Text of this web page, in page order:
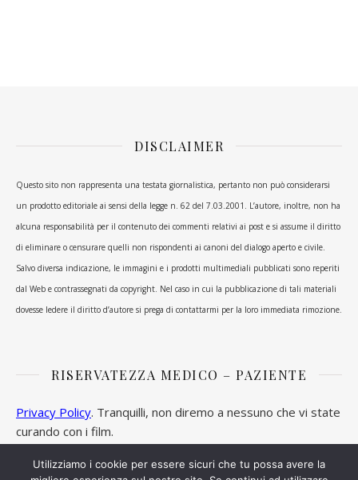
DISCLAIMER
Questo sito non rappresenta una testata giornalistica, pertanto non può considerarsi
un prodotto editoriale ai sensi della legge n. 62 del 7.03.2001. L’autore, inoltre, non ha
alcuna responsabilità per il contenuto dei commenti relativi ai post e si assume il diritto
di eliminare o censurare quelli non rispondenti ai canoni del dialogo aperto e civile.
Salvo diversa indicazione, le immagini e i prodotti multimediali pubblicati sono reperiti
dal Web e contrassegnati da copyright. Nel caso in cui la pubblicazione di tali materiali
dovesse ledere il diritto d’autore si prega di contattarmi per la loro immediata rimozione.
RISERVATEZZA MEDICO – PAZIENTE
Privacy Policy. Tranquilli, non diremo a nessuno che vi state
curando con i film.
Utilizziamo i cookie per essere sicuri che tu possa avere la